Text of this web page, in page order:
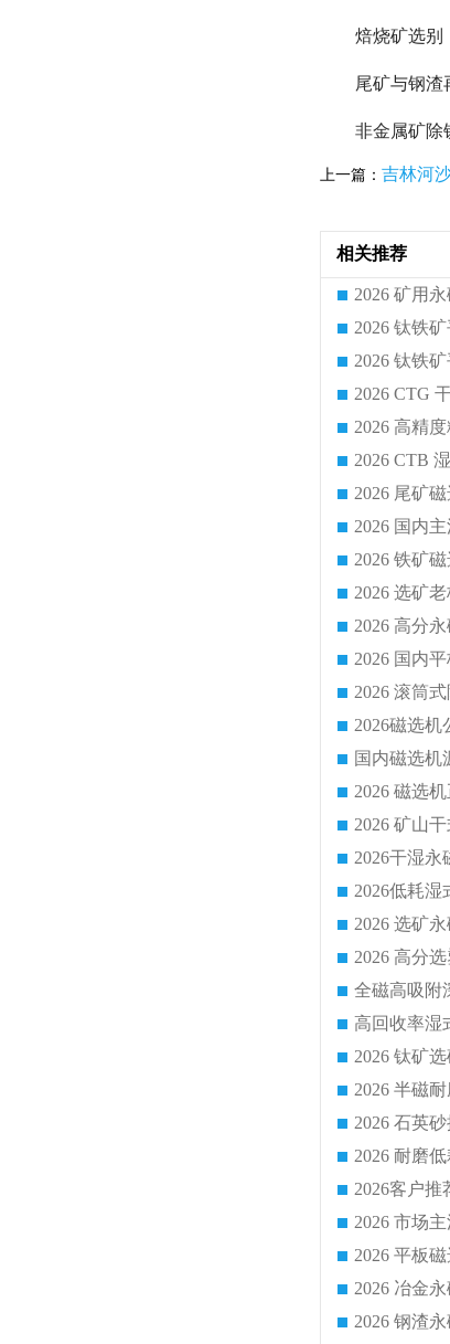
焙烧矿选别
尾矿与钢渣
非金属矿除
上一篇： 吉林河
相关推荐
2026 CTG
国内磁选机
2026 平板